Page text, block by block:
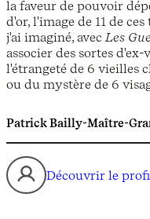
la faveur de pouvoir
d'or, l'image de 11 de
j'ai imaginé, avecLes
associer des sortes
l'étrangeté de 6 vieilles
ou du mystère de 6
Patrick Bailly-Maître-
Découvrir le